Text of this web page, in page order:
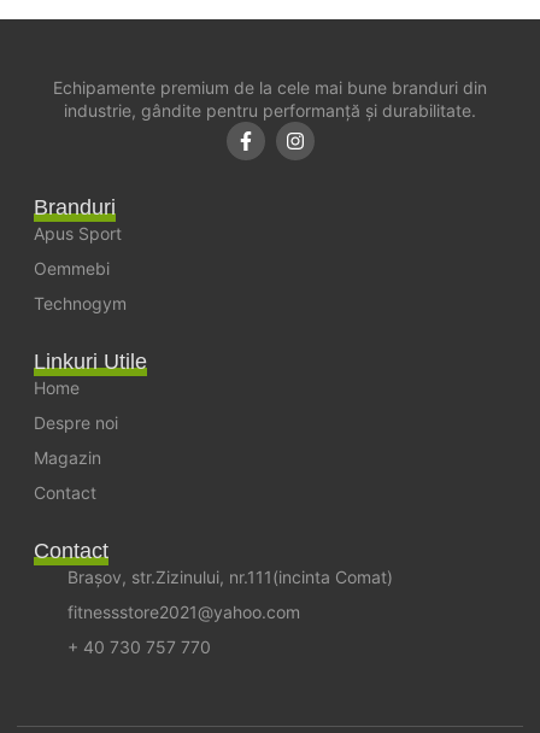
Echipamente premium de la cele mai bune branduri din
industrie, gândite pentru performanță și durabilitate.
Branduri
Apus Sport
Oemmebi
Technogym
Linkuri Utile
Home
Despre noi
Magazin
Contact
Contact
Brașov, str.Zizinului, nr.111(incinta Comat)
fitnessstore2021@yahoo.com
+ 40 730 757 770